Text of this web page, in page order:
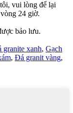
vui lòng để lại
24 giờ.
bảo lưu.
granite xanh, Gạch
, Đá granit vàng,